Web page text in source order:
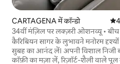
CARTAGENA में कॉन्डो
34वीं मंज़िल पर लक्ज़री ओशनव्यू •
दूरी • पूल
कैरिबियन सागर के लुभावने मनोरम
सुबह का आनंद लें। अपनी विशाल निजी
कॉफ़ी का मज़ा लें, रिज़ॉर्ट-शैली वाले